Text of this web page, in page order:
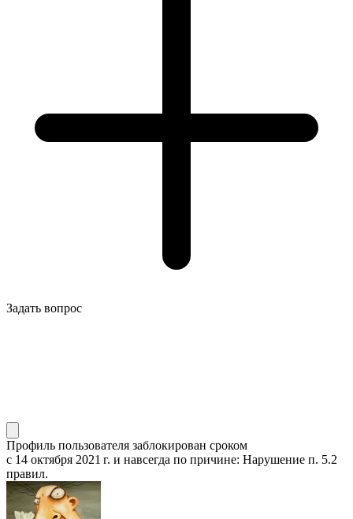
Задать вопрос
Профиль пользователя заблокирован сроком
с 14 октября 2021 г. и навсегда по причине: Нарушение п. 5.2
правил.